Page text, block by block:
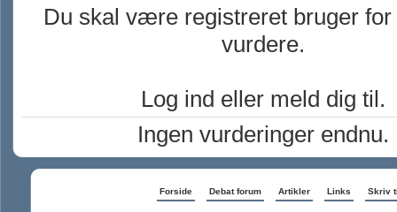
Du skal være registreret bruger for
vurdere.
Log ind eller meld dig til.
Ingen vurderinger endnu.
Forside Debat forum Artikler Links Skriv